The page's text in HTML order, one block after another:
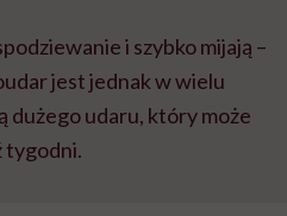
i szybko mijają –
jest jednak w wielu
ą dużego udaru, który może
tygodni.